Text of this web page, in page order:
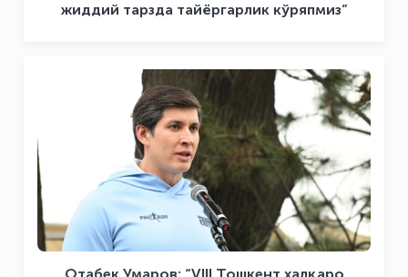
жиддий тарзда тайёргарлик кўряпмиз”